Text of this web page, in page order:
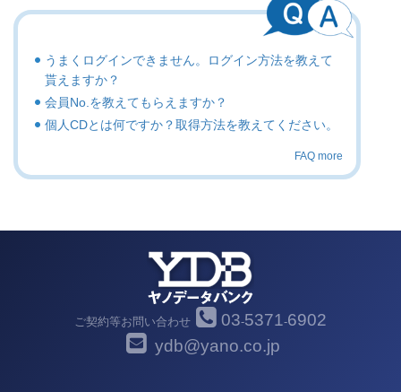
うまくログインできません。ログイン方法を教えて
貰えますか？
会員No.を教えてもらえますか？
個人CDとは何ですか？取得方法を教えてください。
FAQ more
ご契約等お問い合わせ 03-5371-6902
ydb@yano.co.jp